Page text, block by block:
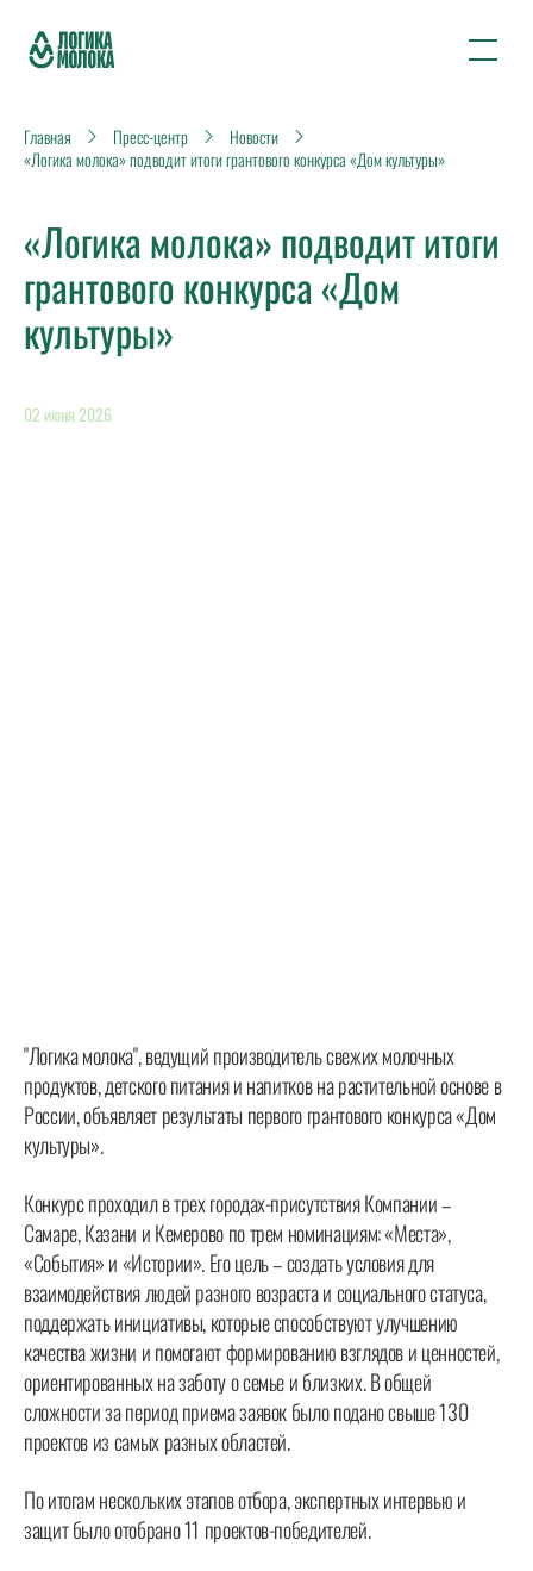
Главная Пресс-центр
Новости
«Логика молока» подводит итоги грантового конкурса «Дом культуры»
«Логика молока» подводит итоги
грантового конкурса «Дом
культуры»
02 июня 2026
"Логика молока", ведущий производитель свежих молочных
продуктов, детского питания и напитков на растительной основе в
России, объявляет результаты первого грантового конкурса «Дом
культуры».
Конкурс проходил в трех городах-присутствия Компании –
Самаре, Казани и Кемерово по трем номинациям: «Места»,
«События» и «Истории». Его цель – создать условия для
взаимодействия людей разного возраста и социального статуса,
поддержать инициативы, которые способствуют улучшению
качества жизни и помогают формированию взглядов и ценностей,
ориентированных на заботу о семье и близких. В общей
сложности за период приема заявок было подано свыше 130
проектов из самых разных областей.
По итогам нескольких этапов отбора, экспертных интервью и
защит было отобрано 11 проектов-победителей.